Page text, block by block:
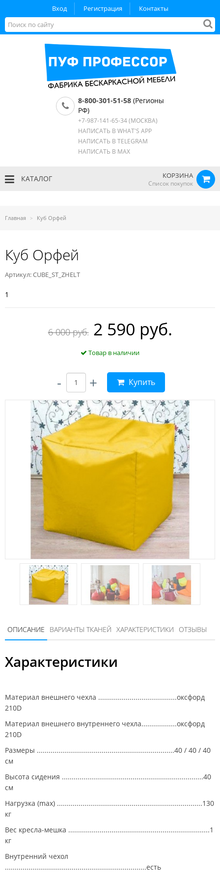
Вход Регистрация Контакты
8-800-301-51-58 (Регионы
РФ)
+7-987-141-65-34(МОСКВА)
НАПИСАТЬ В WHAT'S APP
НАПИСАТЬ В TELEGRAM
НАПИСАТЬ В MAX
КОРЗИНА
Список покупок
КАТАЛОГ
Главная Куб Орфей
Куб Орфей
Артикул: CUBE_ST_ZHELT
1
6 000 руб. 2 590 руб.
Товар в наличии
- + Купить
ОПИСАНИЕ ВАРИАНТЫ ТКАНЕЙ ХАРАКТЕРИСТИКИ ОТЗЫВЫ
Характеристики
Материал внешнего чехла ........................................оксфорд
210D
Материал внешнего внутреннего чехла..................оксфорд
210D
Размеры ......................................................................40 / 40 / 40
см
Высота сидения ........................................................................40
см
Нагрузка (max) ..........................................................................130
кг
Вес кресла-мешка ........................................................................1
кг
Внутренний чехол
........................................................................есть